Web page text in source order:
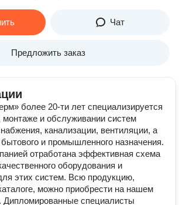
Чат
Предложить заказ
более 20-ти лет специализируется
монтаже и обслуживании систем
канализации, вентиляции, а
и промышленного назначения.
отработана эффективная схема
оборудования и
этих систем. Всю продукцию,
можно приобрести на нашем
Дипломированные специалисты